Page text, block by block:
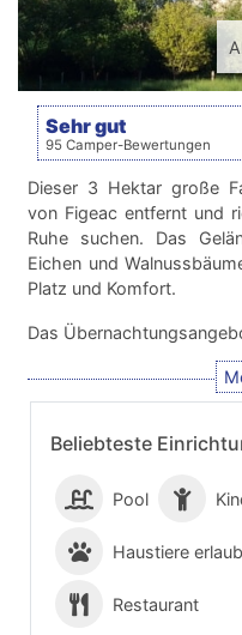
Beliebteste
Pool
Haustiere
Restaurant
Sehr gut
95 Camper-Bewertungen
Dieser 3 Hektar große
von Figeac entfernt und
Ruhe suchen. Das
Eichen und
Platz und Komfort.
Das